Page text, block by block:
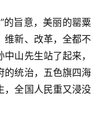
的旨意，美丽的罂粟
维新、改革，全都不
山先生站了起来，
的统治，五色旗四海
，全国人民重又浸没